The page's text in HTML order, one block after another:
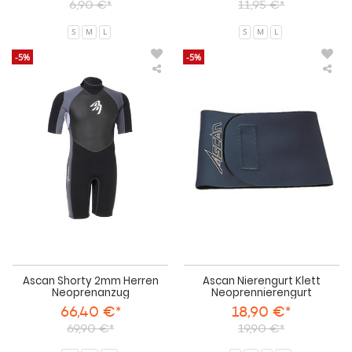
6,90 €*
S M L
11,95 €*
S M L
-5%
Ascan Shorty 2mm Herren
Neoprenanzug
66,40 €*
69,90 €*
Neoprenanzug
-5%
Ascan Nierengurt Klett
Neoprennierengurt
18,90 €*
19,90 €*